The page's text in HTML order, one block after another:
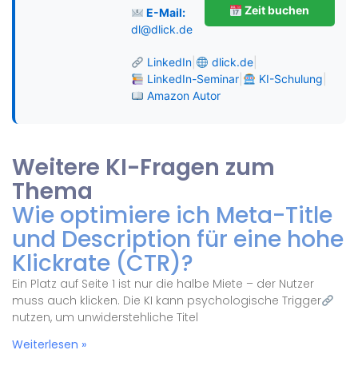
E-Mail:
dl@dlick.de
Zeit buchen
LinkedIn| dlick.de|
LinkedIn-Seminar| KI-Schulung
Amazon Autor
Weitere KI-Fragen zum
Thema
Wie optimiere ich Meta-Title
und Description für eine hohe
Klickrate (CTR)?
Ein Platz auf Seite 1 ist nur die halbe Miete – der Nutzer
muss auch klicken. Die KI kann psychologische Trigger
nutzen, um unwiderstehliche Titel
Weiterlesen »